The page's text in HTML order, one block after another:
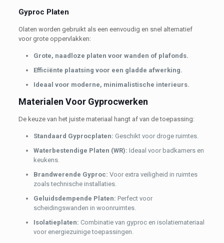
Gyproc Platen
Olaten worden gebruikt als een eenvoudig en snel alternatief
voor grote oppervlakken:
Grote, naadloze platen voor wanden of plafonds.
Efficiënte plaatsing voor een gladde afwerking.
Ideaal voor moderne, minimalistische interieurs.
Materialen Voor Gyprocwerken
De keuze van het juiste materiaal hangt af van de toepassing:
Standaard Gyprocplaten: Geschikt voor droge ruimtes.
Waterbestendige Platen (WR): Ideaal voor badkamers en
keukens.
Brandwerende Gyproc: Voor extra veiligheid in ruimtes
zoals technische installaties.
Geluidsdempende Platen: Perfect voor
scheidingswanden in woonruimtes.
Isolatieplaten: Combinatie van gyproc en isolatiemateriaal
voor energiezuinige toepassingen.